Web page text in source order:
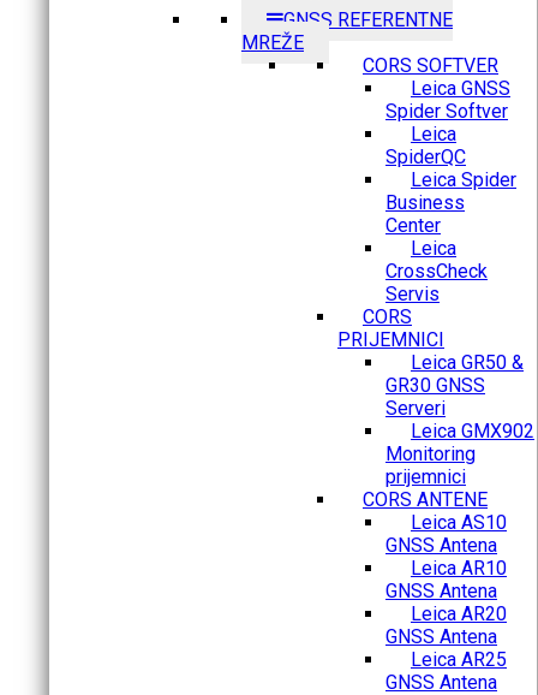
GNSS REFERENTNE
MREŽE
CORS SOFTVER
Leica GNSS
Spider Softver
Leica
SpiderQC
Leica Spider
Business
Center
Leica
CrossCheck
Servis
CORS
PRIJEMNICI
Leica GR50 &
GR30 GNSS
Serveri
Leica GMX902
Monitoring
prijemnici
CORS ANTENE
Leica AS10
GNSS Antena
Leica AR10
GNSS Antena
Leica AR20
GNSS Antena
Leica AR25
GNSS Antena